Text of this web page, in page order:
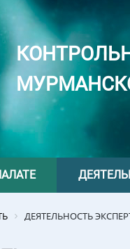
ДЕЯТЕЛЬНОСТЬ